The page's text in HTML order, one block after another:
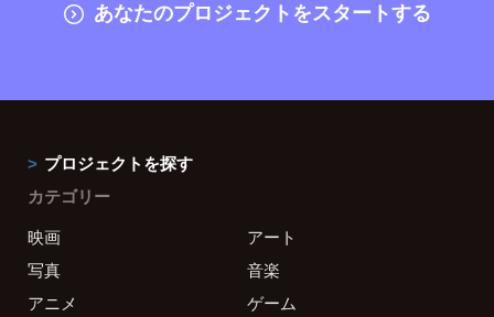
あなたのプロジェクトをスタートする
プロジェクトを探す
カテゴリー
映画
アート
写真
音楽
アニメ
ゲーム